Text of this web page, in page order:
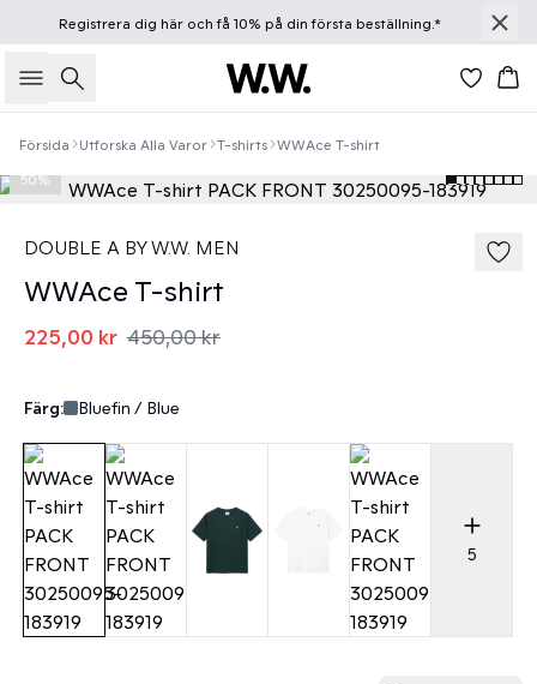
Registrera dig häroch få 10% på din första beställning.*
Sök
Försida Utforska Alla Varor T-shirts WWAce T-shirt
50%
DOUBLE A BY W.W. MEN
WWAce T-shirt
225,00 kr 450,00 kr
Färg: Bluefin / Blue
5